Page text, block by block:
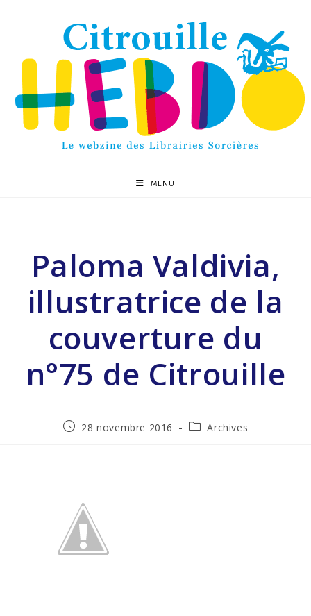
MENU
Paloma Valdivia,
illustratrice de la
couverture du
n°75 de Citrouille
28 novembre 2016 Archives